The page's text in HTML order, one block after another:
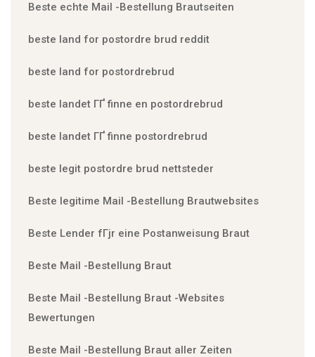
Beste echte Mail -Bestellung Brautseiten
beste land for postordre brud reddit
beste land for postordrebrud
beste landet ГҐ finne en postordrebrud
beste landet ГҐ finne postordrebrud
beste legit postordre brud nettsteder
Beste legitime Mail -Bestellung Brautwebsites
Beste Lender fГјr eine Postanweisung Braut
Beste Mail -Bestellung Braut
Beste Mail -Bestellung Braut -Websites
Bewertungen
Beste Mail -Bestellung Braut aller Zeiten